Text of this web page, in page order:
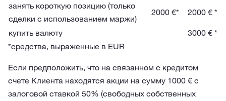
занять короткую позицию (только
сделки с использованием маржи)
2000 €* 2000 € *
купить валюту
3000 € *
*средства, выраженные в EUR
Если предположить, что на связанном с кредитом
счете Клиента находятся акции на сумму 1000 € с
залоговой ставкой 50% (свободных собственных